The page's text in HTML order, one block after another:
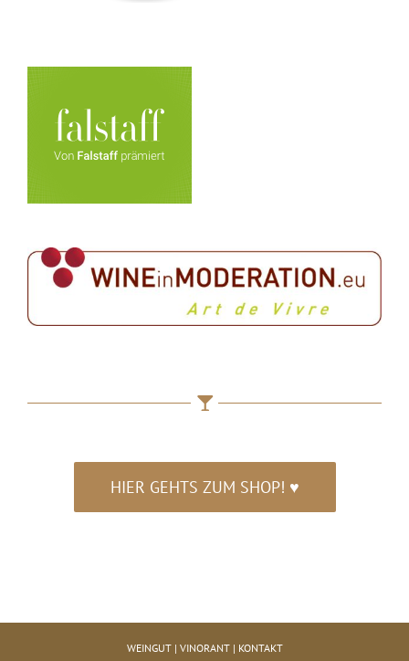
HIER GEHTS ZUM SHOP! ♥
WEINGUT| VINORANT| KONTAKT